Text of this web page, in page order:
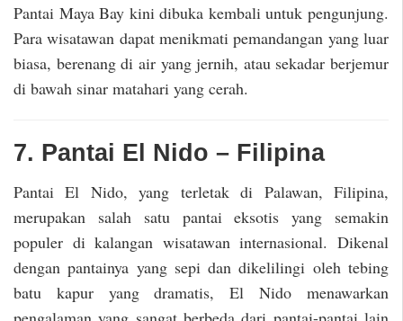
Pantai Maya Bay kini dibuka kembali untuk pengunjung.
Para wisatawan dapat menikmati pemandangan yang luar
biasa, berenang di air yang jernih, atau sekadar berjemur
di bawah sinar matahari yang cerah.
7. Pantai El Nido – Filipina
Pantai El Nido, yang terletak di Palawan, Filipina,
merupakan salah satu pantai eksotis yang semakin
populer di kalangan wisatawan internasional. Dikenal
dengan pantainya yang sepi dan dikelilingi oleh tebing
batu kapur yang dramatis, El Nido menawarkan